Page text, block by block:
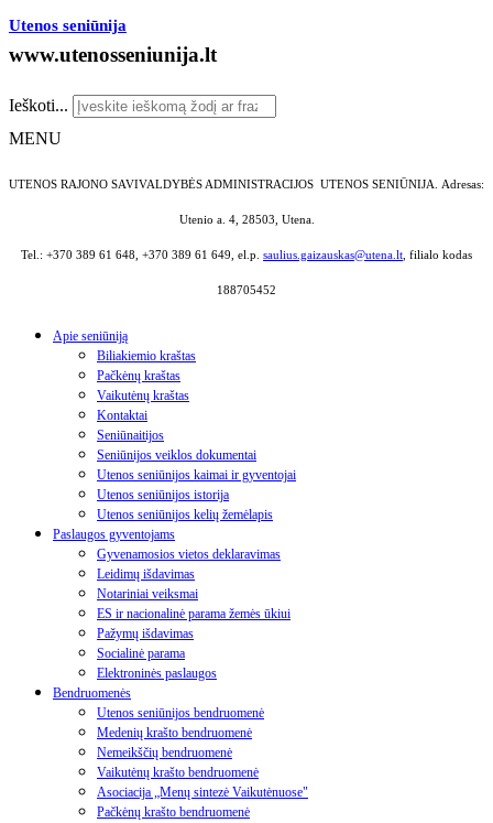
Utenos seniūnija
www.utenosseniunija.lt
Ieškoti...
MENU
UTENOS RAJONO SAVIVALDYBĖS ADMINISTRACIJOS UTENOS SENIŪNIJA. Adresas:
Utenio a. 4, 28503, Utena.
Tel.: +370 389 61 648, +370 389 61 649, el.p. saulius.gaizauskas@utena.lt, filialo kodas
188705452
Apie seniūniją
Biliakiemio kraštas
Pačkėnų kraštas
Vaikutėnų kraštas
Kontaktai
Seniūnaitijos
Seniūnijos veiklos dokumentai
Utenos seniūnijos kaimai ir gyventojai
Utenos seniūnijos istorija
Utenos seniūnijos kelių žemėlapis
Paslaugos gyventojams
Gyvenamosios vietos deklaravimas
Leidimų išdavimas
Notariniai veiksmai
ES ir nacionalinė parama žemės ūkiui
Pažymų išdavimas
Socialinė parama
Elektroninės paslaugos
Bendruomenės
Utenos seniūnijos bendruomenė
Medenių krašto bendruomenė
Nemeikščių bendruomenė
Vaikutėnų krašto bendruomenė
Asociacija „Menų sintezė Vaikutėnuose"
Pačkėnų krašto bendruomenė